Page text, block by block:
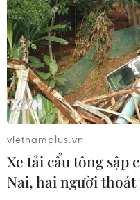
kho hàng của nền
Nga
03/08/2026 15:02
Lãnh đạo EU kêu gọi
thống nhất' về biên
Google châm
vietnamplus.vn
Xe tải cẩu tông sập
Nai, hai người thoát